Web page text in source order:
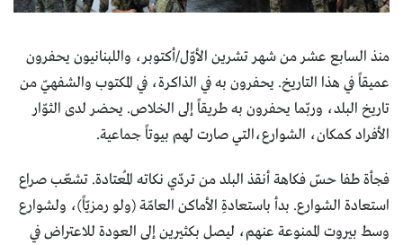
منذ السابع عشر من شهر تشرين الأوّل/أكتوبر، واللبنانيون يحفرون
عميقاً في هذا التاريخ. يحفرون به في الذاكرة، في المكتوب والشفهيّ من
تاريخ البلد، وربّما يحفرون به طريقاً إلى الخلاص. يحضر لدى الثوّار
الأفراد كمكان، الشوارع،التي صارت لهم بيوتاً جماعية.
فجأة طفا حسّ فكاهة أنقذ البلد من تردّي نكاته المُعتادة. تشعّب صراع
استعادة الشوارع. بدأ باستعادةِ الأماكن العامّة (ولو رمزيّاً)، ولشوارع
وسط بيروت الممنوعة عنهم، ليصل بكثيرين إلى العودة للاعتراض في